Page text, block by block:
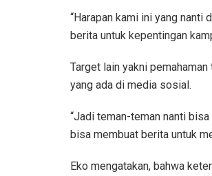
“Harapan kami ini yang
berita untuk kepentingan
Target lain yakni
yang ada di media sosial.
“Jadi teman-teman nanti
bisa membuat berita untuk
Eko mengatakan, bahwa